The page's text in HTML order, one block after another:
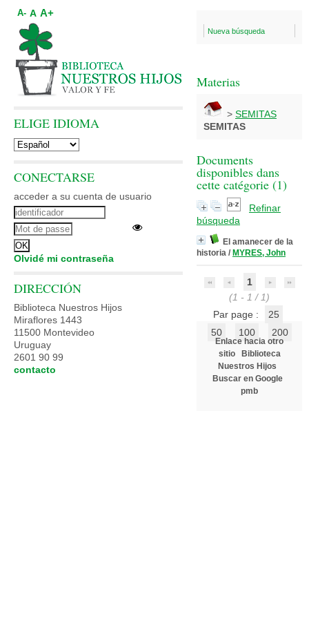
Nueva búsqueda
Materias
> SEMITAS
SEMITAS
Documents
disponibles dans
cette catégorie (1)
Refinar
búsqueda
El amanecer de la
historia / MYRES, John
1
(1 - 1 / 1)
Par page :
25
50
100 200
Enlace hacia otro
sitio
Biblioteca
Nuestros Hijos
Buscar en Google
pmb
A- A A+
ELIGE IDIOMA
CONECTARSE
acceder a su cuenta de usuario
Olvidé mi contraseña
DIRECCIÓN
Biblioteca Nuestros Hijos
Miraflores 1443
11500 Montevideo
Uruguay
2601 90 99
contacto